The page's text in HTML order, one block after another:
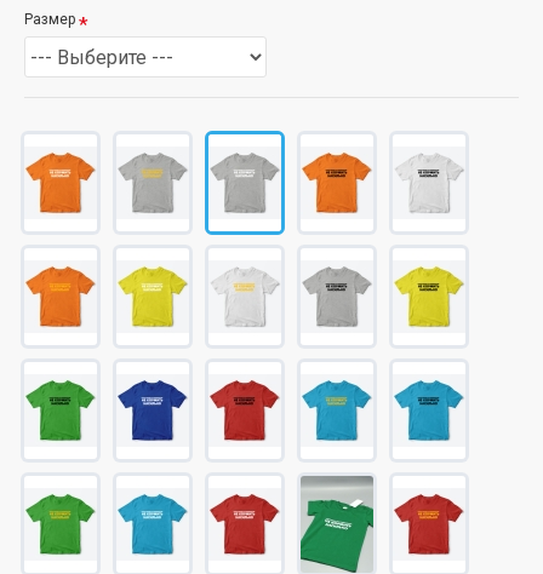
Размер